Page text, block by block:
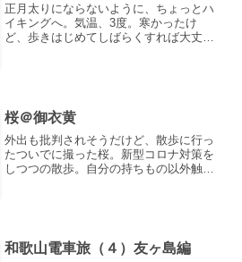
正月太りにならないように、ちょっとハ
イキングへ。気温、3度。寒かったけ
ど、歩きはじめてしばらくすれば大丈
桜＠御衣黄
外出も批判されそうだけど、散歩に行っ
たついでに撮った桜。新型コロナ対策を
しつつの散歩。自分の持ちもの以外触ら
和歌山電車旅（４）友ヶ島編